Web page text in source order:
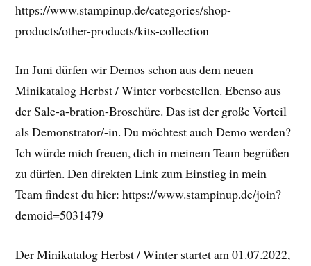
https://www.stampinup.de/categories/shop-
products/other-products/kits-collection
Im Juni dürfen wir Demos schon aus dem neuen
Minikatalog Herbst / Winter vorbestellen. Ebenso aus
der Sale-a-bration-Broschüre. Das ist der große Vorteil
als Demonstrator/-in. Du möchtest auch Demo werden?
Ich würde mich freuen, dich in meinem Team begrüßen
zu dürfen. Den direkten Link zum Einstieg in mein
Team findest du hier: https://www.stampinup.de/join?
demoid=5031479
Der Minikatalog Herbst / Winter startet am 01.07.2022,